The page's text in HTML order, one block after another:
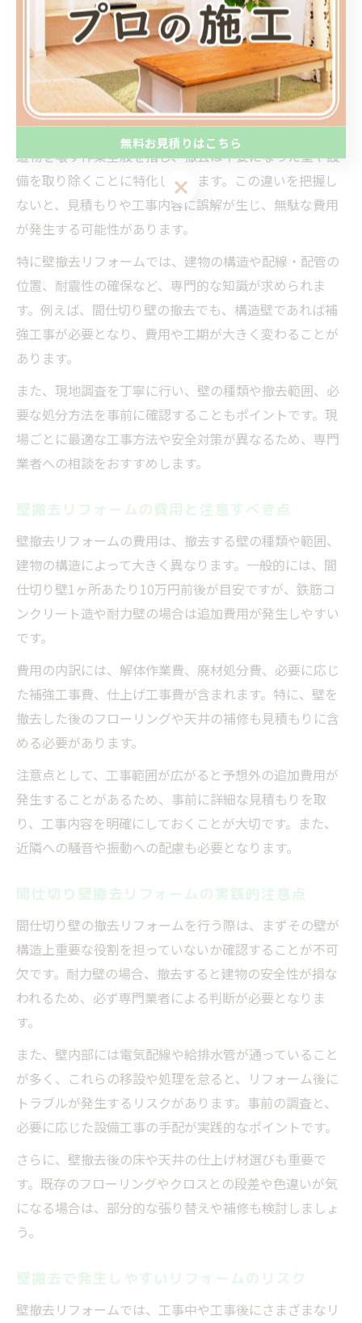
壁撤去のポイントと注意点を確認
リフォームで壁撤去時の重要ポイント解説
リフォームで壁を撤去する際は、「解体」と「撤去」の
違いを正しく理解することが重要です。解体は建物や構
造物を壊す作業全般を指し、撤去は不要になった壁や設
備を取り除くことに特化しています。この違いを把握し
ないと、見積もりや工事内容に誤解が生じ、無駄な費用
が発生する可能性があります。
特に壁撤去リフォームでは、建物の構造や配線・配管の
位置、耐震性の確保など、専門的な知識が求められま
す。例えば、間仕切り壁の撤去でも、構造壁であれば補
強工事が必要となり、費用や工期が大きく変わることが
あります。
また、現地調査を丁寧に行い、壁の種類や撤去範囲、必
要な処分方法を事前に確認することもポイントです。現
場ごとに最適な工事方法や安全対策が異なるため、専門
業者への相談をおすすめします。
壁撤去リフォームの費用と注意すべき点
壁撤去リフォームの費用は、撤去する壁の種類や範囲、
建物の構造によって大きく異なります。一般的には、間
仕切り壁1ヶ所あたり10万円前後が目安ですが、鉄筋コ
ンクリート造や耐力壁の場合は追加費用が発生しやすい
です。
費用の内訳には、解体作業費、廃材処分費、必要に応じ
た補強工事費、仕上げ工事費が含まれます。特に、壁を
撤去した後のフローリングや天井の補修も見積もりに含
める必要があります。
注意点として、工事範囲が広がると予想外の追加費用が
発生することがあるため、事前に詳細な見積もりを取
り、工事内容を明確にしておくことが大切です。また、
近隣への騒音や振動への配慮も必要となります。
間仕切り壁撤去リフォームの実践的注意点
間仕切り壁の撤去リフォームを行う際は、まずその壁が
構造上重要な役割を担っていないか確認することが不可
欠です。耐力壁の場合、撤去すると建物の安全性が損な
われるため、必ず専門業者による判断が必要となりま
す。
また、壁内部には電気配線や給排水管が通っていること
が多く、これらの移設や処理を怠ると、リフォーム後に
トラブルが発生するリスクがあります。事前の調査と、
必要に応じた設備工事の手配が実践的なポイントです。
さらに、壁撤去後の床や天井の仕上げ材選びも重要で
す。既存のフローリングやクロスとの段差や色違いが気
になる場合は、部分的な張り替えや補修も検討しましょ
う。
壁撤去で発生しやすいリフォームのリスク
壁撤去リフォームでは、工事中や工事後にさまざまなリ
無料お見積りはこちら
無料お見積りはこちら